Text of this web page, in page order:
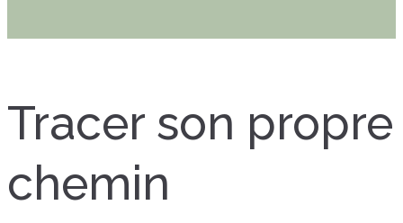
Tracer son propre
chemin